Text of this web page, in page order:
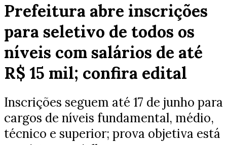
Prefeitura abre inscrições
para seletivo de todos os
níveis com salários de até
R$ 15 mil; confira edital
Inscrições seguem até 17 de junho para
cargos de níveis fundamental, médio,
técnico e superior; prova objetiva está